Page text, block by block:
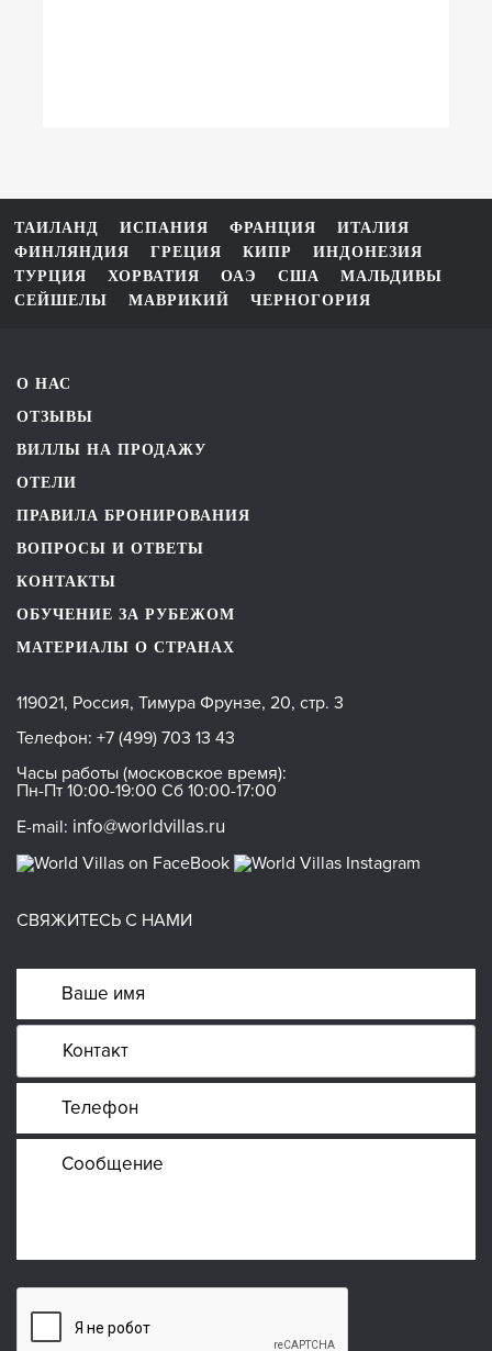
ТАИЛАНД ИСПАНИЯ ФРАНЦИЯ
ИТАЛИЯ
ФИНЛЯНДИЯ
ГРЕЦИЯ КИПР
ИНДОНЕЗИЯ
ТУРЦИЯ
ХОРВАТИЯ ОАЭ США
МАЛЬДИВЫ
СЕЙШЕЛЫ
МАВРИКИЙ ЧЕРНОГОРИЯ
О НАС
ОТЗЫВЫ
ВИЛЛЫ НА ПРОДАЖУ
ОТЕЛИ
ПРАВИЛА БРОНИРОВАНИЯ
ВОПРОСЫ И ОТВЕТЫ
КОНТАКТЫ
ОБУЧЕНИЕ ЗА РУБЕЖОМ
МАТЕРИАЛЫ О СТРАНАХ
119021, Россия, Тимура Фрунзе, 20, стр. 3
Телефон: +7 (499) 703 13 43
Часы работы (московское время):
Пн-Пт 10:00-19:00 Сб 10:00-17:00
E-mail: info@worldvillas.ru
СВЯЖИТЕСЬ С НАМИ